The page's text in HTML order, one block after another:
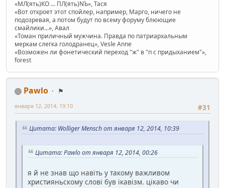
«МЛ(ять)КО ... ПЛ(ять)NЪ», Тася
«Вот откроет этот спойлер, например, Марго, ничего не
подозревая, а потом будут по всему форуму блюющие
смайлики...», Авал
«Томан приличный мужчина. Правда по патриархальным
меркам слегка голодранец», Vesle Anne
«Возможен ли фонетический переход "ж" в "п с придыханием"»,
forest
Pawlo
⚑
#31
января 12, 2014, 19:10
Цитата: Wolliger Mensch от января 12, 2014, 10:39
Цитата: Pawlo от января 12, 2014, 00:26
я й не знав що навіть у такому важливом
християньскому слові був ікавізм. цікаво чи